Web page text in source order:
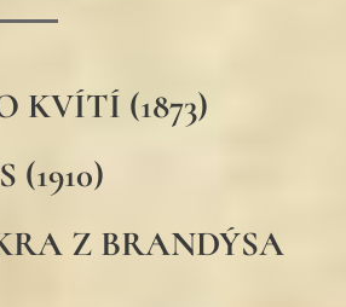
KVÍTÍ (1873)
(1910)
Z BRANDÝSA